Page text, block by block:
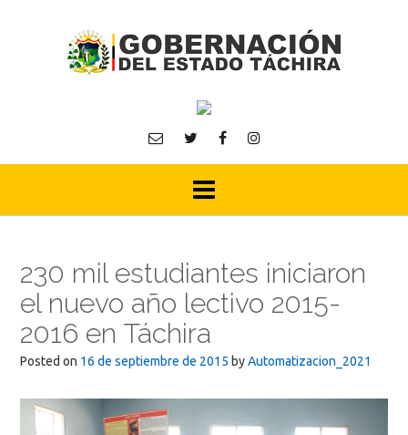
230 mil estudiantes iniciaron
el nuevo año lectivo 2015-
2016 en Táchira
Posted on 16 de septiembre de 2015 byAutomatizacion_2021